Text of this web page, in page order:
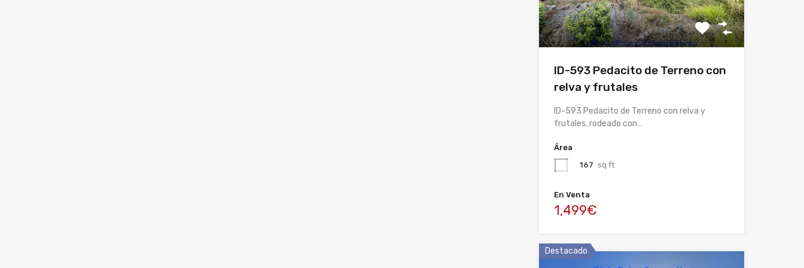
ID-593 Pedacito de Terreno con
relva y frutales
ID-593 Pedacito de Terreno con relva y
frutales, rodeado con…
Área
167 sq ft
En Venta
1,499€
Destacado